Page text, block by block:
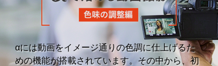
αには動画をイメージ通りの色調に仕上げるた
めの機能が搭載されています。その中から、初